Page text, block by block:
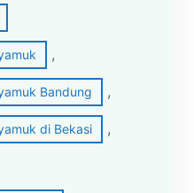
,
Bandung ,
di Bekasi ,